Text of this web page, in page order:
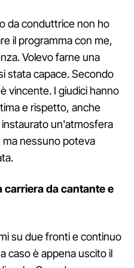
da conduttrice non ho
il programma con me,
Volevo farne una
stata capace. Secondo
vincente. I giudici hanno
e rispetto, anche
instaurato un'atmosfera
ma nessuno poteva
carriera da cantante e
su due fronti e continuo
caso è appena uscito il